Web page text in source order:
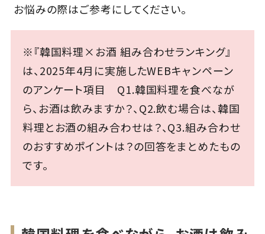
お悩みの際はご参考にしてください。
※『韓国料理×お酒 組み合わせランキング』
は、2025年4月に実施したWEBキャンペーン
のアンケート項目 Q1.韓国料理を食べなが
ら、お酒は飲みますか？、Q2.飲む場合は、韓国
料理とお酒の組み合わせは？、Q3.組み合わせ
のおすすめポイントは？の回答をまとめたもの
です。